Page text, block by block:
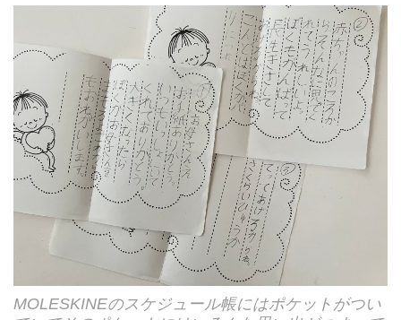
MOLESKINEのスケジュール帳にはポケットがつい